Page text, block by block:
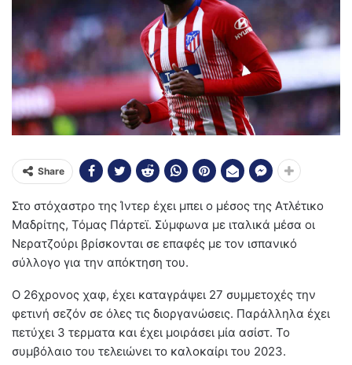
Share
Στο στόχαστρο της Ίντερ έχει μπει ο μέσος της Ατλέτικο
Μαδρίτης, Τόμας Πάρτεϊ. Σύμφωνα με ιταλικά μέσα οι
Νερατζούρι βρίσκονται σε επαφές με τον ισπανικό
σύλλογο για την απόκτηση του.
Ο 26χρονος χαφ, έχει καταγράψει 27 συμμετοχές την
φετινή σεζόν σε όλες τις διοργανώσεις. Παράλληλα έχει
πετύχει 3 τερματα και έχει μοιράσει μία ασίστ. Το
συμβόλαιο του τελειώνει το καλοκαίρι του 2023.